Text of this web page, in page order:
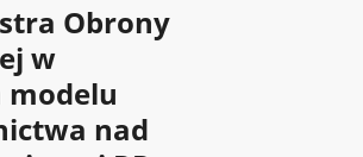
Obrony
w
nad